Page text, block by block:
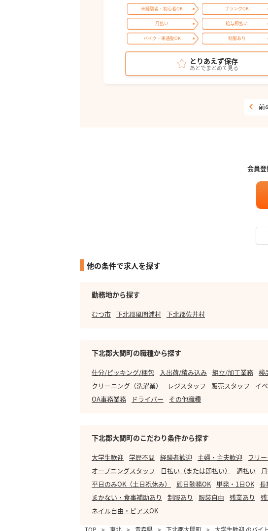
未経験者・初心者OK ブランクOK
月払い 給与即払い
バイク・車通勤OK 制服あり
とりあえず保存
あとでまとめて見る
前
会員
他の条件で求人を探す
勤務地から探す
むつ市 下北郡風間浦村 下北郡佐井村
下北郡大間町の職種から探す
仕分/ピッキング/梱包 入出荷/積み込み 組立/加工業務 検
クリーニング（洗濯業）
レジスタッフ 販売スタッフ イ
OA事務業務
ドライバー その他職種
下北郡大間町のこだわり条件から探す
大学生歓迎 学歴不問 経験者歓迎 主婦・主夫歓迎 フリ
オープニングスタッフ
日払い（または即払い） 週払い
平日のみOK（土日祝休み）
即日勤務OK 単発・1日OK 長
まかない・食事補助あり
制服あり 服装自由 残業あり
ネイル自由・ピアスOK
TOP > 東北 > 青森県 > 下北郡大間町 > 大学生歓迎 のバイ